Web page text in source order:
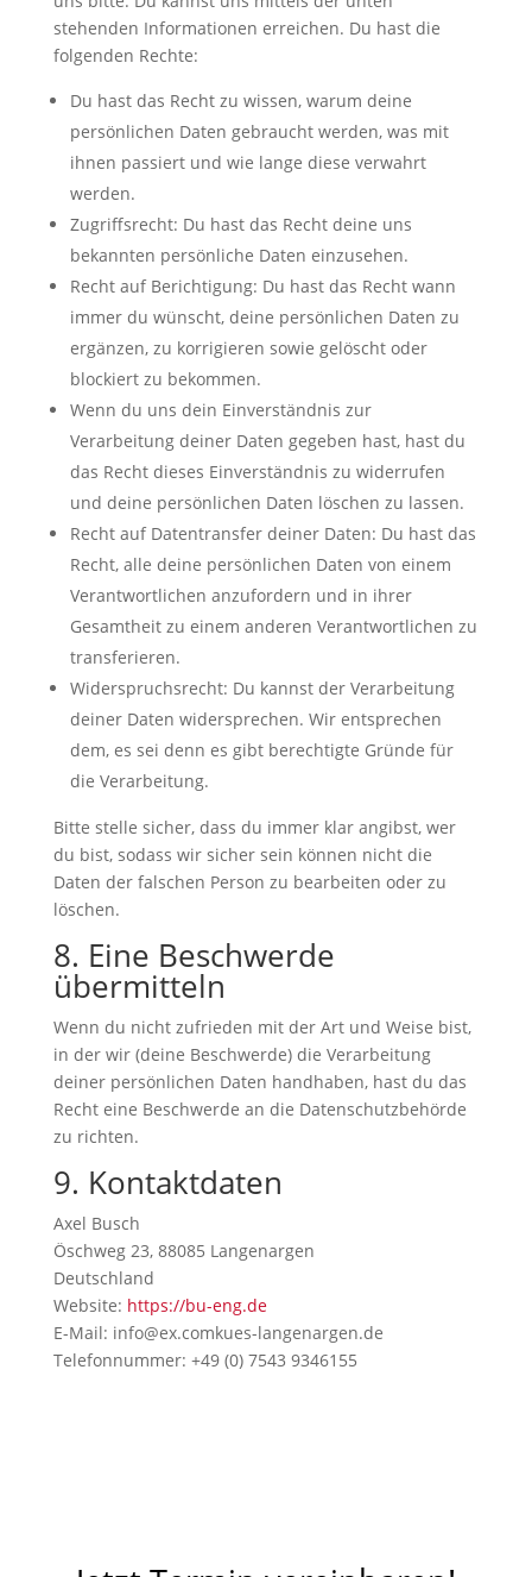
stehenden Informationen erreichen. Du hast die
folgenden Rechte:
Du hast das Recht zu wissen, warum deine
persönlichen Daten gebraucht werden, was mit
ihnen passiert und wie lange diese verwahrt
werden.
Zugriffsrecht: Du hast das Recht deine uns
bekannten persönliche Daten einzusehen.
Recht auf Berichtigung: Du hast das Recht wann
immer du wünscht, deine persönlichen Daten zu
ergänzen, zu korrigieren sowie gelöscht oder
blockiert zu bekommen.
Wenn du uns dein Einverständnis zur
Verarbeitung deiner Daten gegeben hast, hast du
das Recht dieses Einverständnis zu widerrufen
und deine persönlichen Daten löschen zu lassen.
Recht auf Datentransfer deiner Daten: Du hast das
Recht, alle deine persönlichen Daten von einem
Verantwortlichen anzufordern und in ihrer
Gesamtheit zu einem anderen Verantwortlichen zu
transferieren.
Widerspruchsrecht: Du kannst der Verarbeitung
deiner Daten widersprechen. Wir entsprechen
dem, es sei denn es gibt berechtigte Gründe für
die Verarbeitung.
Bitte stelle sicher, dass du immer klar angibst, wer
du bist, sodass wir sicher sein können nicht die
Daten der falschen Person zu bearbeiten oder zu
löschen.
8. Eine Beschwerde
übermitteln
Wenn du nicht zufrieden mit der Art und Weise bist,
in der wir (deine Beschwerde) die Verarbeitung
deiner persönlichen Daten handhaben, hast du das
Recht eine Beschwerde an die Datenschutzbehörde
zu richten.
9. Kontaktdaten
Axel Busch
Öschweg 23, 88085 Langenargen
Deutschland
Website: https://bu-eng.de
E-Mail: info@ex.comkues-langenargen.de
Telefonnummer: +49 (0) 7543 9346155